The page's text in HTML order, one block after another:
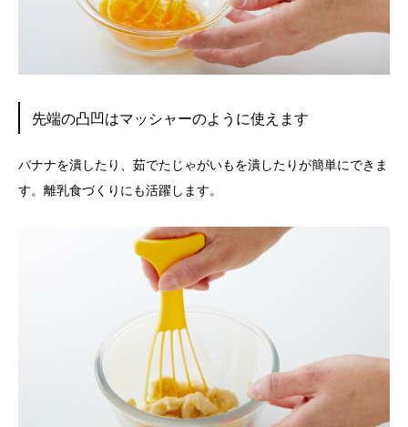
先端の凸凹はマッシャーのように使えます
バナナを潰したり、茹でたじゃがいもを潰したりが簡単にできま
す。離乳食づくりにも活躍します。